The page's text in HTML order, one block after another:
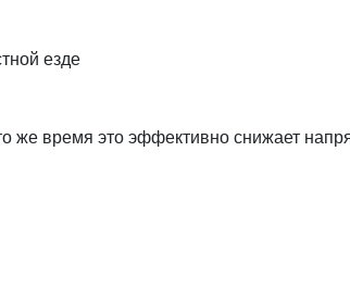
езде
же время это эффективно снижает